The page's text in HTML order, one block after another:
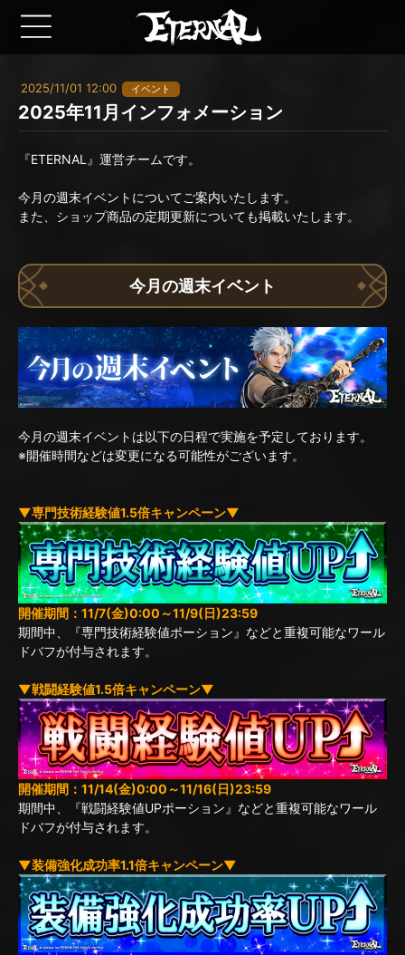
2025/11/01 12:00 イベント
2025年11月インフォメーション
『ETERNAL』運営チームです。
今月の週末イベントについてご案内いたします。
また、ショップ商品の定期更新についても掲載いたします。
今月の週末イベント
今月の週末イベントは以下の日程で実施を予定しております。
※開催時間などは変更になる可能性がございます。
▼専門技術経験値1.5倍キャンペーン▼
開催期間：11/7(金)0:00～11/9(日)23:59
期間中、『専門技術経験値ポーション』などと重複可能なワール
ドバフが付与されます。
▼戦闘経験値1.5倍キャンペーン▼
開催期間：11/14(金)0:00～11/16(日)23:59
期間中、『戦闘経験値UPポーション』などと重複可能なワール
ドバフが付与されます。
▼装備強化成功率1.1倍キャンペーン▼